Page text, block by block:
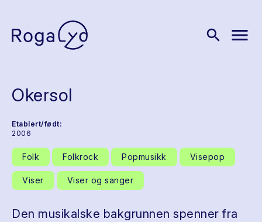
search menu
Okersol
Etablert/født:
2006
Folk Folkrock Popmusikk Visepop
Viser Viser og sanger
Den musikalske bakgrunnen spenner fra